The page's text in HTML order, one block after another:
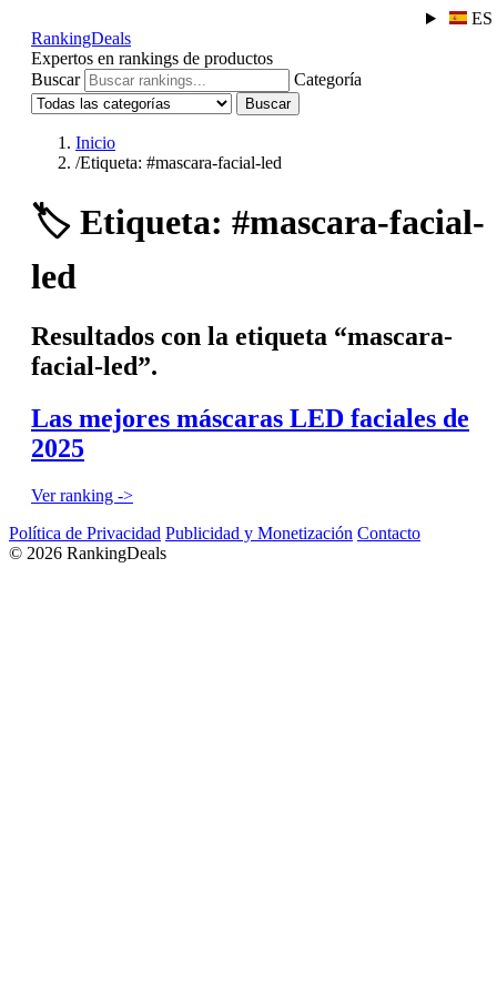
ES
RankingDeals
Expertos en rankings de productos
Buscar
Categoría
Buscar
Inicio
/Etiqueta: #mascara-facial-led
🏷️ Etiqueta: #mascara-facial-
led
Resultados con la etiqueta “mascara-
facial-led”.
Las mejores máscaras LED faciales de
2025
Ver ranking ->
Política de Privacidad Publicidad y Monetización Contacto
© 2026 RankingDeals